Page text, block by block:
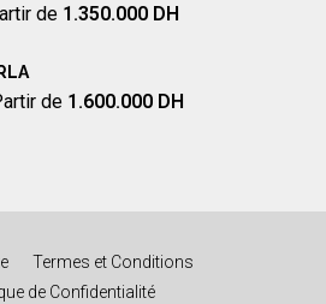
de 1.350.000 DH
de 1.600.000 DH
Termes et Conditions
de Confidentialité